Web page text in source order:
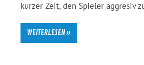
kurzer Zeit, den Spieler aggresiv
WEITERLESEN »